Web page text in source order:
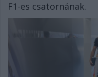
F1-es csatornának.